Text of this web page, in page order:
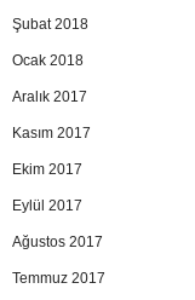
Şubat 2018
Ocak 2018
Aralık 2017
Kasım 2017
Ekim 2017
Eylül 2017
Ağustos 2017
Temmuz 2017